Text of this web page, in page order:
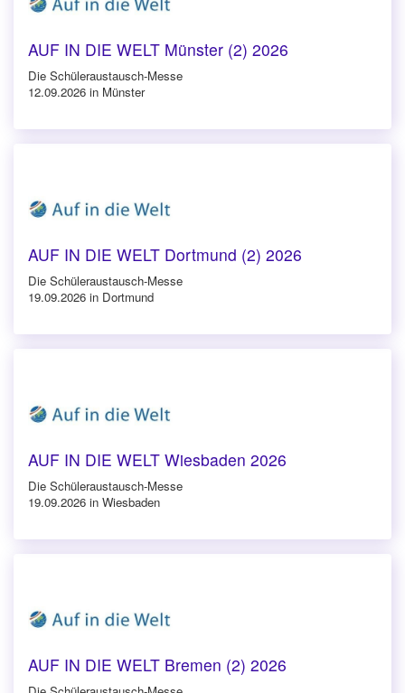
AUF IN DIE WELT Münster (2) 2026
Die Schüleraustausch-Messe
12.09.2026 in Münster
AUF IN DIE WELT Dortmund (2) 2026
Die Schüleraustausch-Messe
19.09.2026 in Dortmund
AUF IN DIE WELT Wiesbaden 2026
Die Schüleraustausch-Messe
19.09.2026 in Wiesbaden
AUF IN DIE WELT Bremen (2) 2026